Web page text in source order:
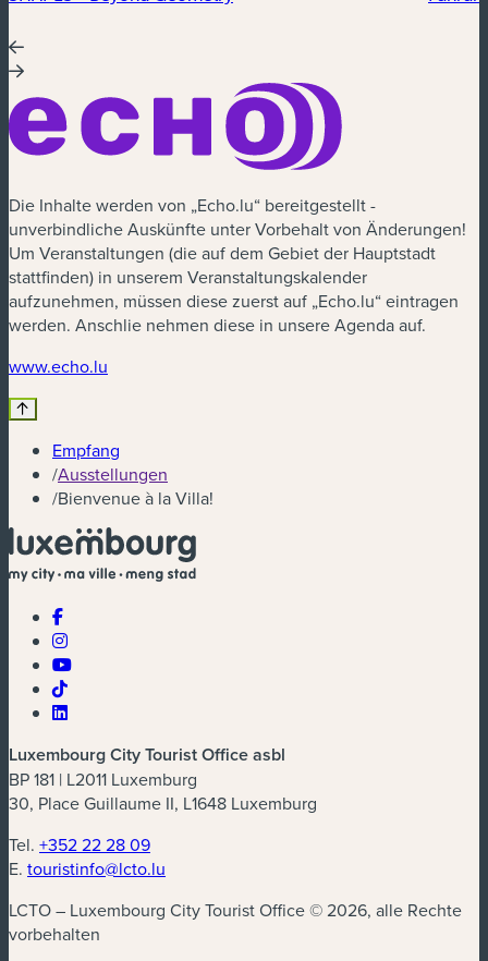
Die Inhalte werden von „Echo.lu“ bereitgestellt -
unverbindliche Auskünfte unter Vorbehalt von Änderungen!
Um Veranstaltungen (die auf dem Gebiet der Hauptstadt
stattfinden) in unserem Veranstaltungskalender
aufzunehmen, müssen diese zuerst auf „Echo.lu“ eintragen
werden. Anschlie nehmen diese in unsere Agenda auf.
www.echo.lu
Empfang
/Ausstellungen
/Bienvenue à la Villa!
Luxembourg City Tourist Office asbl
BP 181 | L2011 Luxemburg
30, Place Guillaume II, L1648 Luxemburg
Tel. +352 22 28 09
E. touristinfo@lcto.lu
LCTO – Luxembourg City Tourist Office © 2026, alle Rechte
vorbehalten